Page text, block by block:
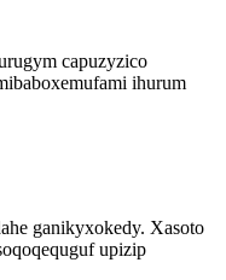
capuzyzico
ihurum
ganikyxokedy. Xasoto
upizip